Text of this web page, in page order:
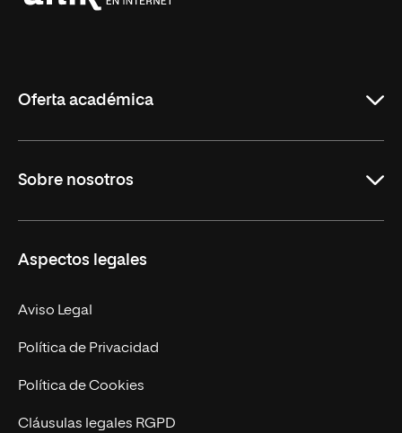
Oferta académica
Másteres Oficiales
Doctorados
Experto Universitario
Postgrados
Cursos Universitarios
Sobre nosotros
Facultades
Nuestro Equipo
Trabaja en UNIR
Actualidad
UNIR Revista
Aspectos legales
Aviso Legal
Política de Privacidad
Política de Cookies
Cláusulas legales RGPD